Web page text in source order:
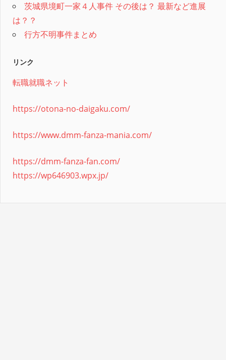
茨城県境町一家４人事件 その後は？ 最新など進展
は？？
行方不明事件まとめ
リンク
転職就職ネット
https://otona-no-daigaku.com/
https://www.dmm-fanza-mania.com/
https://dmm-fanza-fan.com/
https://wp646903.wpx.jp/